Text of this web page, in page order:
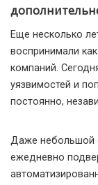
Еще несколько
воспринимали
компаний.
уязвимостей и
постоянно,
Даже небольшой
ежедневно